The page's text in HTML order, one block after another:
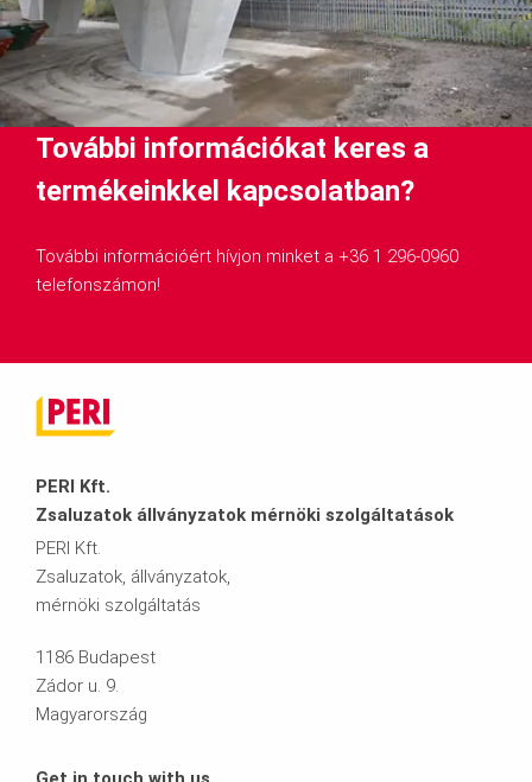
További információkat keres a
termékeinkkel kapcsolatban?
További információért hívjon minket a +36 1 296-0960
telefonszámon!
PERI Kft.
Zsaluzatok állványzatok mérnöki szolgáltatások
PERI Kft.
Zsaluzatok, állványzatok,
mérnöki szolgáltatás
1186 Budapest
Zádor u. 9.
Magyarország